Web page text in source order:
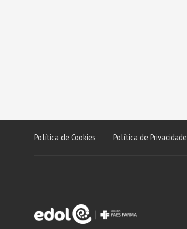
Política de Cookies Política de Privacidade